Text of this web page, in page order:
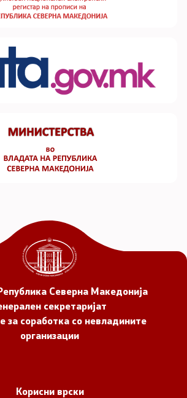
Северна Македонија
секретаријат
за соработка со невладините
организации
Корисни врски